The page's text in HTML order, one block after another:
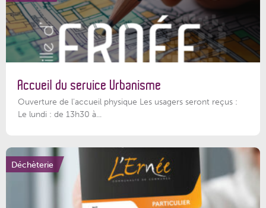
Accueil du service Urbanisme
Ouverture de l'accueil physique Les usagers seront reçus :
Le lundi : de 13h30 à...
Déchèterie